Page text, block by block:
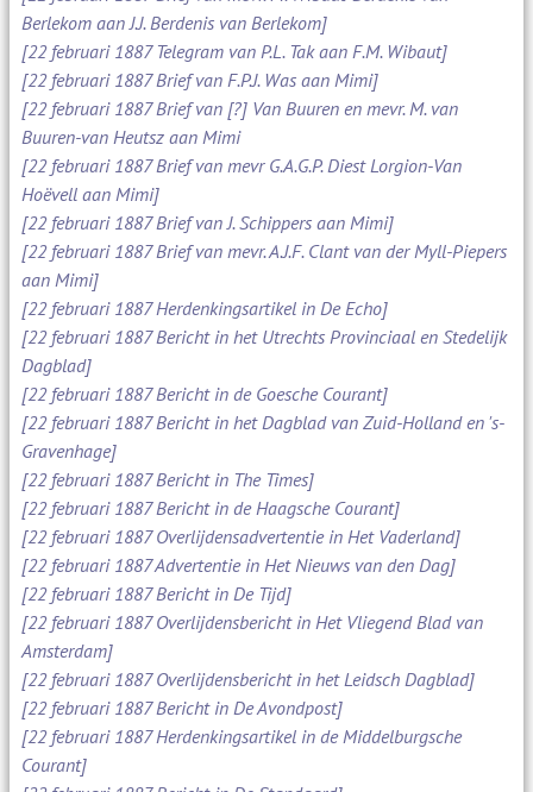
Berlekom aan J.J. Berdenis van Berlekom]
[22 februari 1887 Telegram van P.L. Tak aan F.M. Wibaut]
[22 februari 1887 Brief van F.P.J. Was aan Mimi]
[22 februari 1887 Brief van [?] Van Buuren en mevr. M. van
Buuren-van Heutsz aan Mimi
[22 februari 1887 Brief van mevr G.A.G.P. Diest Lorgion-Van
Hoëvell aan Mimi]
[22 februari 1887 Brief van J. Schippers aan Mimi]
[22 februari 1887 Brief van mevr. A.J.F. Clant van der Myll-Piepers
aan Mimi]
[22 februari 1887 Herdenkingsartikel in De Echo]
[22 februari 1887 Bericht in het Utrechts Provinciaal en Stedelijk
Dagblad]
[22 februari 1887 Bericht in de Goesche Courant]
[22 februari 1887 Bericht in het Dagblad van Zuid-Holland en 's-
Gravenhage]
[22 februari 1887 Bericht in The Times]
[22 februari 1887 Bericht in de Haagsche Courant]
[22 februari 1887 Overlijdensadvertentie in Het Vaderland]
[22 februari 1887 Advertentie in Het Nieuws van den Dag]
[22 februari 1887 Bericht in De Tijd]
[22 februari 1887 Overlijdensbericht in Het Vliegend Blad van
Amsterdam]
[22 februari 1887 Overlijdensbericht in het Leidsch Dagblad]
[22 februari 1887 Bericht in De Avondpost]
[22 februari 1887 Herdenkingsartikel in de Middelburgsche
Courant]